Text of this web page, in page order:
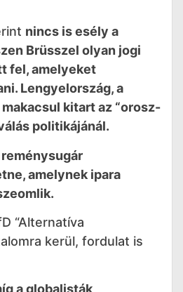
nincs is esély a
Brüsszel olyan jogi
fel, amelyeket
Lengyelország, a
kitart az “orosz-
politikájánál.
amelynek ipara
“Alternatíva
kerül, fordulat is
a globalisták